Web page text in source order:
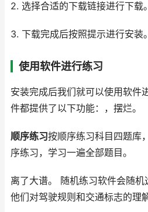
2. 选择合适的下载链接进行下载。
3. 下载完成后按照提示进行安装。
使用软件进行练习
安装完成后我们就可以使用软件
件都提供了以下功能：，摆烂。
顺序练习按顺序练习科目四题库
序练习，学习一遍全部题目。
离了大谱。 随机练习软件会随
他们对驾驶规则和交通标志的理